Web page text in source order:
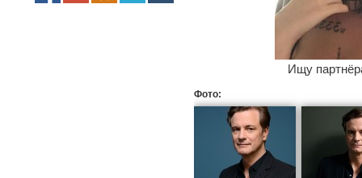
Ищу
Фото: